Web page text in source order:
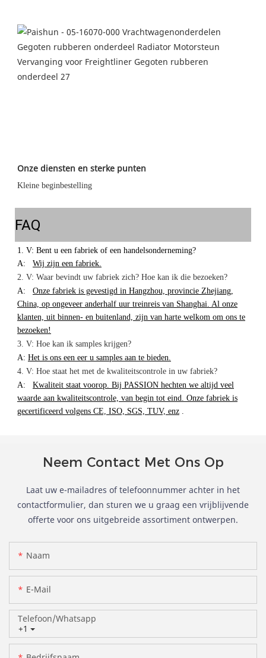
Onze diensten en sterke punten
Kleine beginbestelling
FAQ
1. V: Bent u een fabriek of een handelsonderneming?
A:
Wij zijn een fabriek.
2. V: Waar bevindt uw fabriek zich? Hoe kan ik die bezoeken?
A:
Onze fabriek is gevestigd in Hangzhou, provincie Zhejiang,
China, op ongeveer anderhalf uur treinreis van Shanghai. Al onze
klanten, uit binnen- en buitenland, zijn van harte welkom om ons te
bezoeken!
3. V: Hoe kan ik samples krijgen?
A: Het is ons een eer u samples aan te bieden.
4. V: Hoe staat het met de kwaliteitscontrole in uw fabriek?
A:
Kwaliteit staat voorop. Bij PASSION hechten we altijd veel
waarde aan kwaliteitscontrole, van begin tot eind. Onze fabriek is
gecertificeerd volgens CE, ISO, SGS, TUV, enz .
Neem Contact Met Ons Op
Laat uw e-mailadres of telefoonnummer achter in het
contactformulier, dan sturen we u graag een vrijblijvende
offerte voor ons uitgebreide assortiment ontwerpen.
Naam
E-Mail
+1
Telefoon/whatsapp